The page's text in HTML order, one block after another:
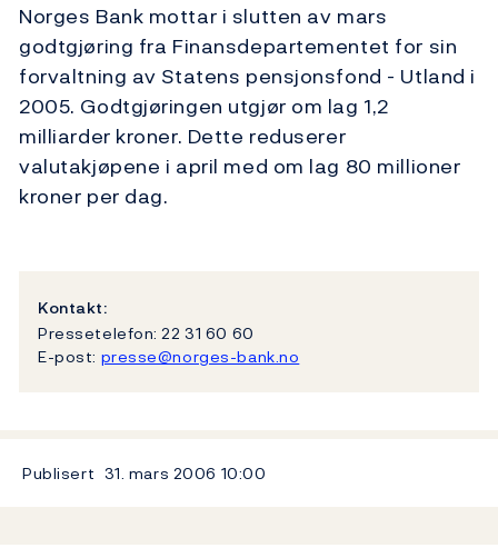
Norges Bank mottar i slutten av mars
godtgjøring fra Finansdepartementet for sin
forvaltning av Statens pensjonsfond - Utland i
2005. Godtgjøringen utgjør om lag 1,2
milliarder kroner. Dette reduserer
valutakjøpene i april med om lag 80 millioner
kroner per dag.
Kontakt:
Pressetelefon: 22 31 60 60
E-post: presse@norges-bank.no
Publisert 31. mars 2006 10:00